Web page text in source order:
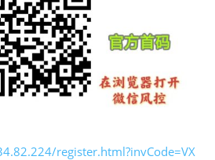
register.html?invCode=VX